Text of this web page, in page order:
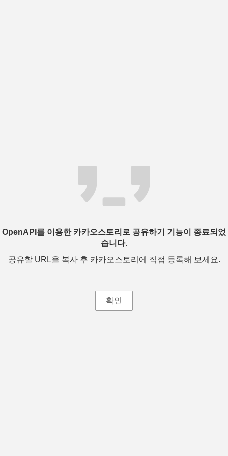
OpenAPI를 이용한 카카오스토리로 공유하기 기능이 종료되었
습니다.
공유할 URL을 복사 후 카카오스토리에 직접 등록해 보세요.
확인